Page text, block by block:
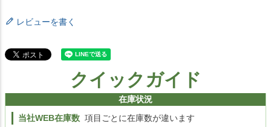
レビューを書く
クイックガイド
在庫状況
当社WEB在庫数 項目ごとに在庫数が違います